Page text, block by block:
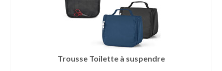
Trousse Toilette à suspendre